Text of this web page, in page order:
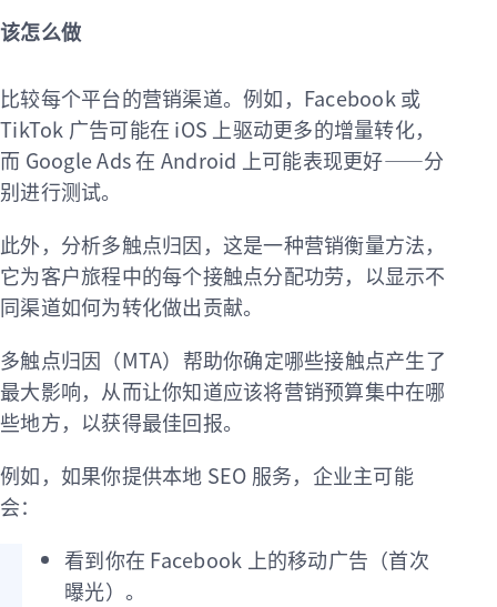
该怎么做
比较每个平台的营销渠道。例如，Facebook 或
TikTok 广告可能在 iOS 上驱动更多的增量转化，
而 Google Ads 在 Android 上可能表现更好——分
别进行测试。
此外，分析多触点归因，这是一种营销衡量方法，
它为客户旅程中的每个接触点分配功劳，以显示不
同渠道如何为转化做出贡献。
多触点归因（MTA）帮助你确定哪些接触点产生了
最大影响，从而让你知道应该将营销预算集中在哪
些地方，以获得最佳回报。
例如，如果你提供本地 SEO 服务，企业主可能
会：
看到你在 Facebook 上的移动广告（首次
曝光）。